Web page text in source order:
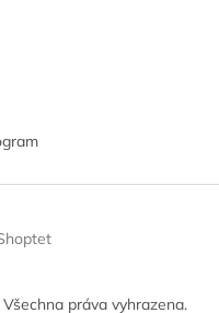
Všechna práva vyhrazena.